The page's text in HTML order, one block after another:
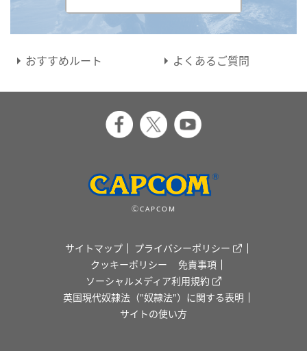
おすすめルート よくあるご質問
ⒸCAPCOM
サイトマップ
プライバシーポリシー
クッキーポリシー
免責事項
ソーシャルメディア利用規約
英国現代奴隷法（"奴隷法"）に関する表明
サイトの使い方